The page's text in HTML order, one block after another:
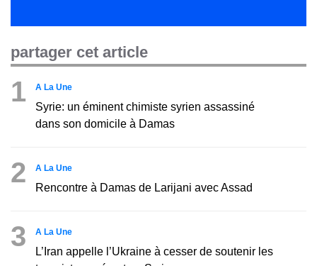
partager cet article
1 A La Une
Syrie: un éminent chimiste syrien assassiné
dans son domicile à Damas
2 A La Une
Rencontre à Damas de Larijani avec Assad
3 A La Une
L’Iran appelle l’Ukraine à cesser de soutenir les